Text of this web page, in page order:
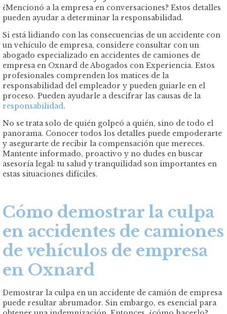
¿Mencionó a la empresa en conversaciones? Estos detalles
pueden ayudar a determinar la responsabilidad.
Si está lidiando con las consecuencias de un accidente con
un vehículo de empresa, considere consultar con un
abogado especializado en accidentes de camiones de
empresa en Oxnard de Abogados con Experiencia. Estos
profesionales comprenden los matices de la
responsabilidad del empleador y pueden guiarle en el
proceso. Pueden ayudarle a descifrar las causas de la
responsabilidad.
No se trata solo de quién golpeó a quién, sino de todo el
panorama. Conocer todos los detalles puede empoderarte
y asegurarte de recibir la compensación que mereces.
Mantente informado, proactivo y no dudes en buscar
asesoría legal: tu salud y tranquilidad son importantes en
estas situaciones difíciles.
Cómo demostrar la culpa
en accidentes de camiones
de vehículos de empresa
en Oxnard
Demostrar la culpa en un accidente de camión de empresa
puede resultar abrumador. Sin embargo, es esencial para